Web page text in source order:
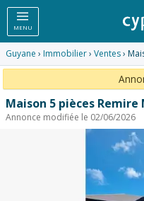
MENU
Guyane › Immobilier› Ventes›
Maison 5 pièces
Annonce modifiée le 02/06/2026